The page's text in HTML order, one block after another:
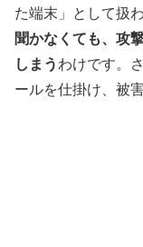
た端末」として扱
聞かなくても、攻
しまう わけです。
ールを仕掛け、被